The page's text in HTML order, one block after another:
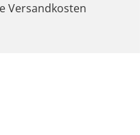
Versandkosten